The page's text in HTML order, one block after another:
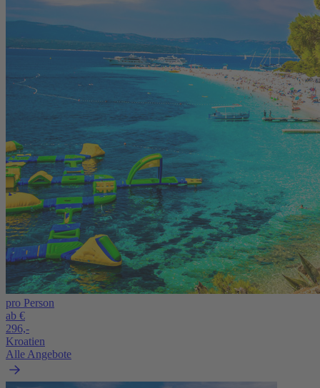
pro Person
ab €
296,-
Kroatien
Alle Angebote